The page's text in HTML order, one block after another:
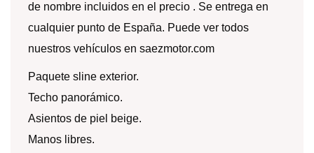
de nombre incluidos en el precio . Se entrega en
cualquier punto de España. Puede ver todos
nuestros vehículos en saezmotor.com
Paquete sline exterior.
Techo panorámico.
Asientos de piel beige.
Manos libres.